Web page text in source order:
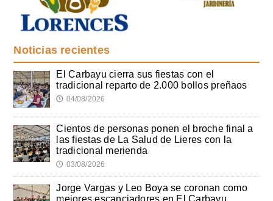
Noticias recientes
El Carbayu cierra sus fiestas con el
tradicional reparto de 2.000 bollos preñaos
🕔 04/08/2026
Cientos de personas ponen el broche final a
las fiestas de La Salud de Lieres con la
tradicional merienda
🕔 03/08/2026
Jorge Vargas y Leo Boya se coronan como
mejores escanciadores en El Carbayu